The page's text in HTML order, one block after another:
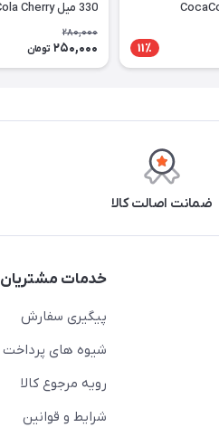
11٪
330 میل CocaCola Cherry
280,000
250,000 تومان
ضمانت اصالت کالا
خدمات مشتریان
پیگیری سفارش
شیوه های پرداخت
رویه مرجوع کالا
شرایط و قوانین